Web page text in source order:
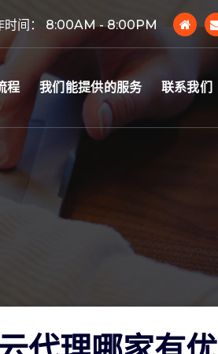
时间： 8:00AM - 8:00PM
程 我们能提供的服务 联系我们